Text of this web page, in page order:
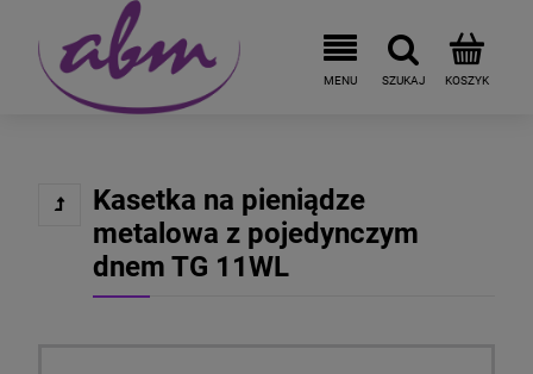
Kasetka na pieniądze
metalowa z pojedynczym
dnem TG 11WL